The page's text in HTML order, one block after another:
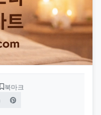
북마크